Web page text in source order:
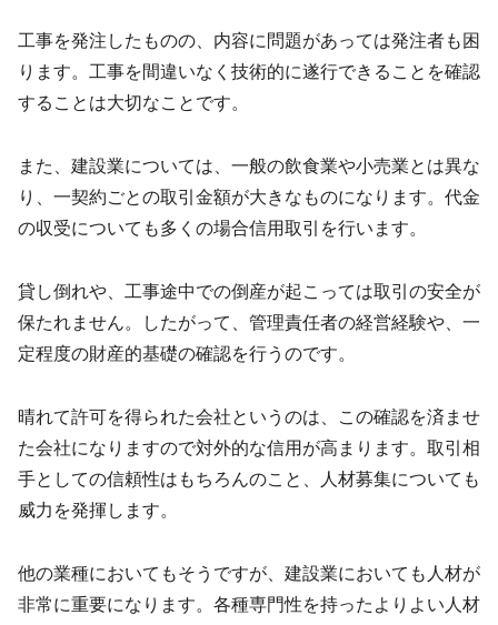
工事を発注したものの、内容に問題があっては発注者も困
ります。工事を間違いなく技術的に遂行できることを確認
することは大切なことです。
また、建設業については、一般の飲食業や小売業とは異な
り、一契約ごとの取引金額が大きなものになります。代金
の収受についても多くの場合信用取引を行います。
貸し倒れや、工事途中での倒産が起こっては取引の安全が
保たれません。したがって、管理責任者の経営経験や、一
定程度の財産的基礎の確認を行うのです。
晴れて許可を得られた会社というのは、この確認を済ませ
た会社になりますので対外的な信用が高まります。取引相
手としての信頼性はもちろんのこと、人材募集についても
威力を発揮します。
他の業種においてもそうですが、建設業においても人材が
非常に重要になります。各種専門性を持ったよりよい人材